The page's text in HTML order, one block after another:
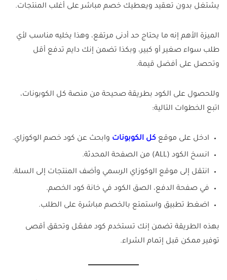
يشتغل بدون تعقيد ويعطيك خصم مباشر على أغلب المنتجات.
الميزة الأهم إنه ما يحتاج حد أدنى مرتفع، وهذا يخليه مناسب لأي
طلب سواء صغير أو كبير، وبكذا تضمن إنك دايم تدفع أقل
وتحصل على أفضل قيمة.
وللحصول على الكود بطريقة صحيحة من منصة كل الكوبونات،
اتبع الخطوات التالية:
ادخل على موقع كل الكوبونات وابحث عن كود خصم الوكوزاي.
انسخ الكود (ALL) من الصفحة المحدثة.
انتقل إلى موقع الوكوزاي الرسمي وأضف المنتجات إلى السلة.
في صفحة الدفع، الصق الكود في خانة كود الخصم.
اضغط تطبيق واستمتع بالخصم مباشرة على الطلب.
بهذه الطريقة تضمن إنك تستخدم كود مفعّل وتحقق أقصى
توفير ممكن قبل إتمام الشراء.